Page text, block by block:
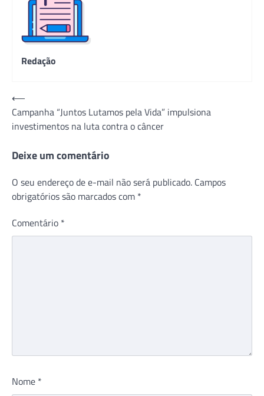
Redação
Navegação
de
Post
⟵
Campanha “Juntos Lutamos pela Vida” impulsiona
investimentos na luta contra o câncer
Deixe um comentário
O seu endereço de e-mail não será publicado. Campos
obrigatórios são marcados com *
Comentário *
Nome *